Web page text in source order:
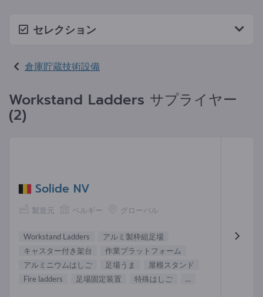
セレクション
倉庫貯蔵技術設備
Workstand Ladders サプライヤー
(2)
Solide NV
製造元 ベルギー グローバル
Workstand Ladders
アルミ製枠組足場
キャスター付き架台
作業プラットフォーム
アルミニウムはしご
足場うま
屋根スタンド
Fire ladders
足場固定装置 特殊はしご ...